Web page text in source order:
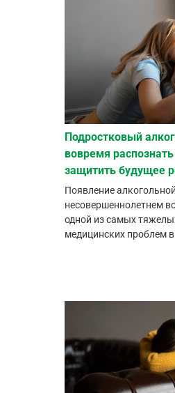
Подростковый
вовремя
защитить будущее
Появление
несовершеннолетнем
одной из самых
медицинских проблем в